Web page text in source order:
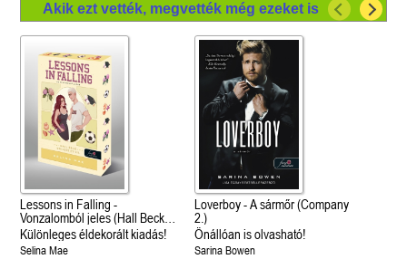
Akik ezt vették, megvették még ezeket is
Lessons in Falling -
Vonzalomból jeles (Hall Beck
University 3.)
Különleges éldekorált kiadás!
Selina Mae
Loverboy - A sármőr (Company
2.)
Önállóan is olvasható!
Sarina Bowen